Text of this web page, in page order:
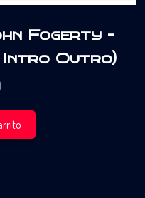
Fogerty –
Intro Outro)